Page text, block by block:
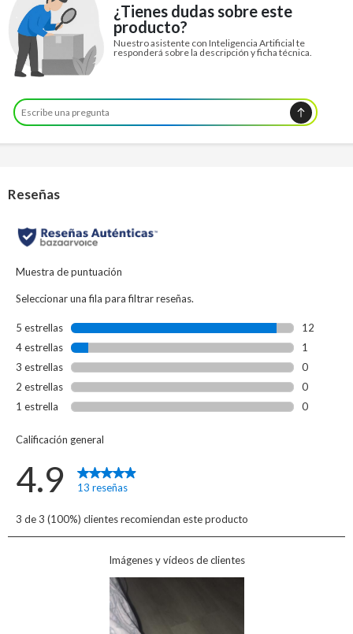
¿Tienes dudas sobre este
producto?
Nuestro asistente con Inteligencia Artificial te
responderá sobre la descripción y ficha técnica.